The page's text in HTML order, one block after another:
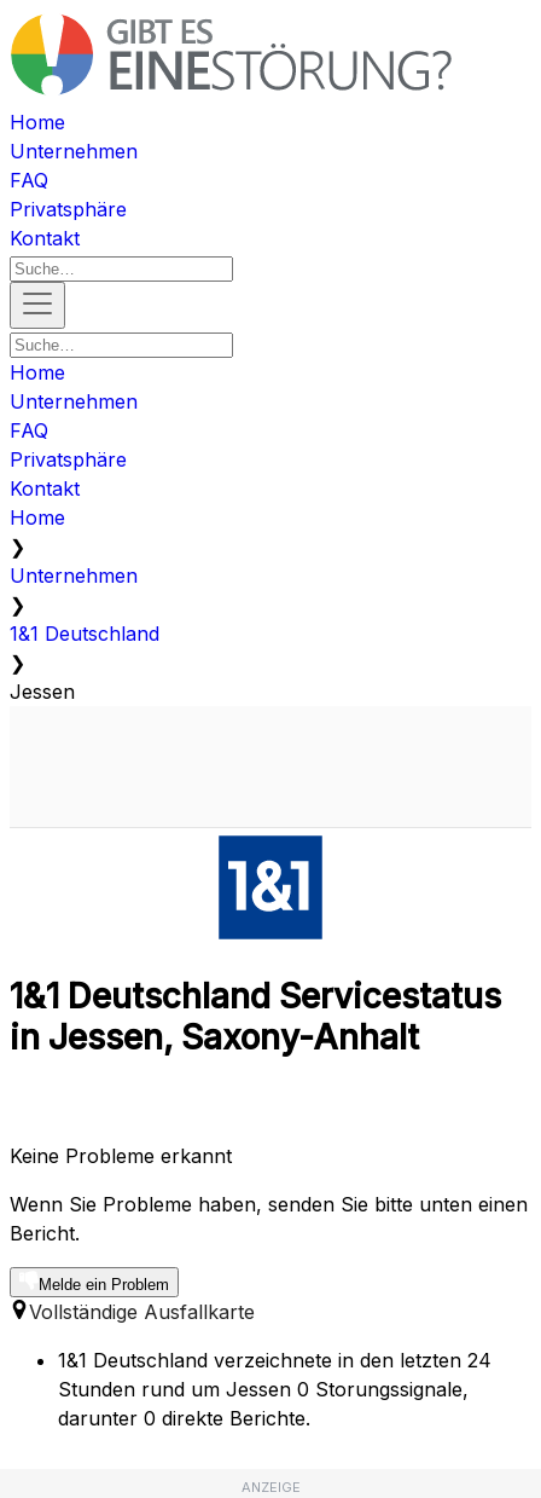
Home
Unternehmen
FAQ
Privatsphäre
Kontakt
Home
Unternehmen
FAQ
Privatsphäre
Kontakt
Home
❯
Unternehmen
❯
1&1 Deutschland
❯
Jessen
1&1 Deutschland Servicestatus
in Jessen, Saxony-Anhalt
Keine Probleme erkannt
Wenn Sie Probleme haben, senden Sie bitte unten einen
Bericht.
Melde ein Problem
Vollständige Ausfallkarte
1&1 Deutschland verzeichnete in den letzten 24
Stunden rund um Jessen 0 Storungssignale,
darunter 0 direkte Berichte.
ANZEIGE